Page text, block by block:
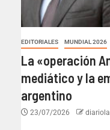
EDITORIALES MUNDIAL 2026
La «operación
mediático y la
argentino
23/07/2026